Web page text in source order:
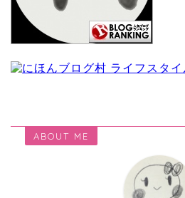
ABOUT ME